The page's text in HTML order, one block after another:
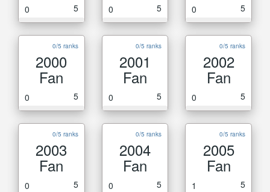
0 5 0 5 0 5
0/5 ranks
2000
Fan
0 5
0/5 ranks
2001
Fan
0 5
0/5 ranks
2002
Fan
0 5
0/5 ranks
2003
Fan
0 5
0/5 ranks
2004
Fan
0 5
0/5 ranks
2005
Fan
1 5